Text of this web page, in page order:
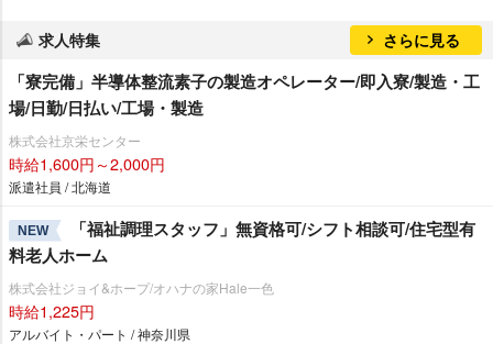
求人特集 さらに見る
「寮完備」半導体整流素子の製造オペレーター/即入寮/製造・工
場/日勤/日払い/工場・製造
株式会社京栄センター
時給1,600円～2,000円
派遣社員 / 北海道
NEW
「福祉調理スタッフ」無資格可/シフト相談可/住宅型有
料老人ホーム
株式会社ジョイ&ホープ/オハナの家Hale一色
時給1,225円
アルバイト・パート / 神奈川県